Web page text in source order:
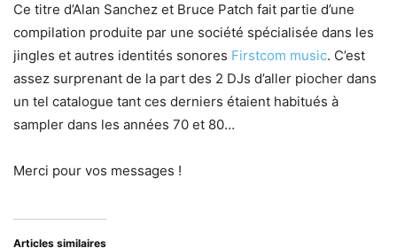
Ce titre d’Alan Sanchez et Bruce Patch fait partie d’une
compilation produite par une société spécialisée dans les
jingles et autres identités sonores Firstcom music. C’est
assez surprenant de la part des 2 DJs d’aller piocher dans
un tel catalogue tant ces derniers étaient habitués à
sampler dans les années 70 et 80…
Merci pour vos messages !
Articles similaires